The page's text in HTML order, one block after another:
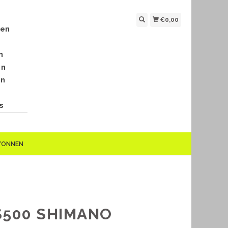
€0,00
SHIMANO